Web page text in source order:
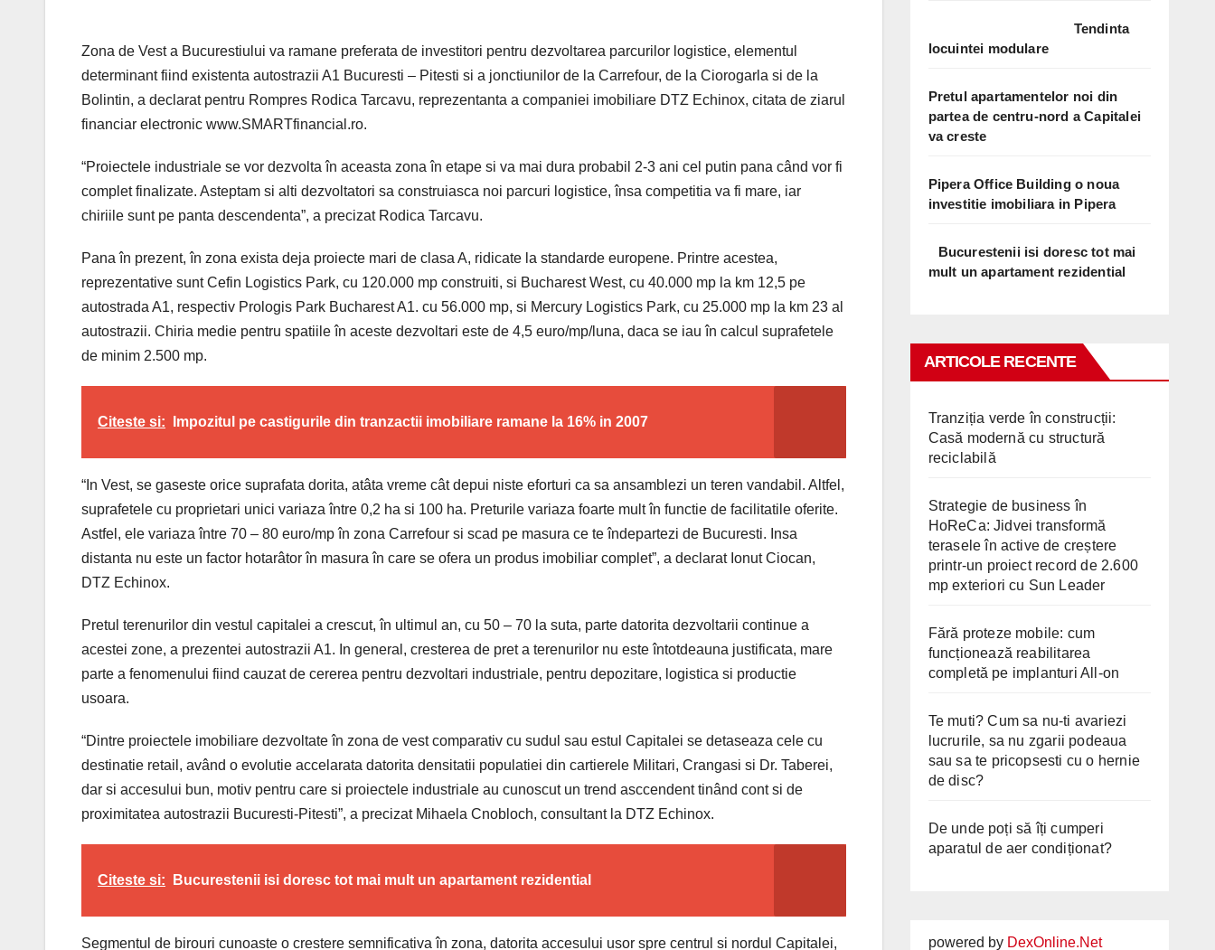
Zona de Vest a Bucurestiului va ramane preferata de investitori pentru dezvoltarea parcurilor logistice, elementul
determinant fiind existenta autostrazii A1 Bucuresti – Pitesti si a jonctiunilor de la Carrefour, de la Ciorogarla si de la
Bolintin, a declarat pentru Rompres Rodica Tarcavu, reprezentanta a companiei imobiliare DTZ Echinox, citata de ziarul
financiar electronic www.SMARTfinancial.ro.
“Proiectele industriale se vor dezvolta în aceasta zona în etape si va mai dura probabil 2-3 ani cel putin pana când vor fi
complet finalizate. Asteptam si alti dezvoltatori sa construiasca noi parcuri logistice, însa competitia va fi mare, iar
chiriile sunt pe panta descendenta”, a precizat Rodica Tarcavu.
Pana în prezent, în zona exista deja proiecte mari de clasa A, ridicate la standarde europene. Printre acestea,
reprezentative sunt Cefin Logistics Park, cu 120.000 mp construiti, si Bucharest West, cu 40.000 mp la km 12,5 pe
autostrada A1, respectiv Prologis Park Bucharest A1. cu 56.000 mp, si Mercury Logistics Park, cu 25.000 mp la km 23 al
autostrazii. Chiria medie pentru spatiile în aceste dezvoltari este de 4,5 euro/mp/luna, daca se iau în calcul suprafetele
de minim 2.500 mp.
Citeste si: Impozitul pe castigurile din tranzactii imobiliare ramane la 16% in 2007
“In Vest, se gaseste orice suprafata dorita, atâta vreme cât depui niste eforturi ca sa ansamblezi un teren vandabil. Altfel,
suprafetele cu proprietari unici variaza între 0,2 ha si 100 ha. Preturile variaza foarte mult în functie de facilitatile oferite.
Astfel, ele variaza între 70 – 80 euro/mp în zona Carrefour si scad pe masura ce te îndepartezi de Bucuresti. Insa
distanta nu este un factor hotarâtor în masura în care se ofera un produs imobiliar complet”, a declarat Ionut Ciocan,
DTZ Echinox.
Pretul terenurilor din vestul capitalei a crescut, în ultimul an, cu 50 – 70 la suta, parte datorita dezvoltarii continue a
acestei zone, a prezentei autostrazii A1. In general, cresterea de pret a terenurilor nu este întotdeauna justificata, mare
parte a fenomenului fiind cauzat de cererea pentru dezvoltari industriale, pentru depozitare, logistica si productie
usoara.
“Dintre proiectele imobiliare dezvoltate în zona de vest comparativ cu sudul sau estul Capitalei se detaseaza cele cu
destinatie retail, având o evolutie accelarata datorita densitatii populatiei din cartierele Militari, Crangasi si Dr. Taberei,
dar si accesului bun, motiv pentru care si proiectele industriale au cunoscut un trend asccendent tinând cont si de
proximitatea autostrazii Bucuresti-Pitesti”, a precizat Mihaela Cnobloch, consultant la DTZ Echinox.
Citeste si: Bucurestenii isi doresc tot mai mult un apartament rezidential
Segmentul de birouri cunoaste o crestere semnificativa în zona, datorita accesului usor spre centrul si nordul Capitalei,
Tendinta
locuintei modulare
Pretul apartamentelor noi din
partea de centru-nord a Capitalei
va creste
Pipera Office Building o noua
investitie imobiliara in Pipera
Bucurestenii isi doresc tot mai
mult un apartament rezidential
ARTICOLE RECENTE
Tranziția verde în construcții:
Casă modernă cu structură
reciclabilă
Strategie de business în
HoReCa: Jidvei transformă
terasele în active de creștere
printr-un proiect record de 2.600
mp exteriori cu Sun Leader
Fără proteze mobile: cum
funcționează reabilitarea
completă pe implanturi All-on
Te muti? Cum sa nu-ti avariezi
lucrurile, sa nu zgarii podeaua
sau sa te pricopsesti cu o hernie
de disc?
De unde poți să îți cumperi
aparatul de aer condiționat?
powered by DexOnline.Net